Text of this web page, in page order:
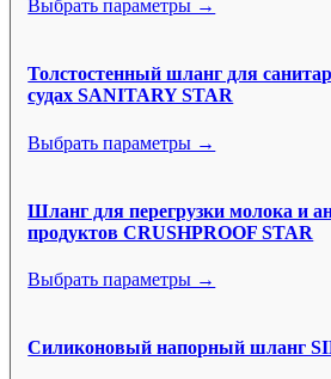
Выбрать параметры →
Толстостенный шланг для
судах SANITARY STAR
Выбрать параметры →
Шланг для перегрузки молока и
продуктов CRUSHPROOF STAR
Выбрать параметры →
Силиконовый напорный шланг